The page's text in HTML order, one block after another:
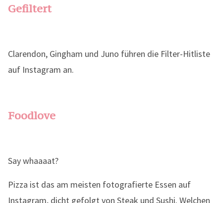
Gefiltert
Clarendon, Gingham und Juno führen die Filter-Hitliste
auf Instagram an.
Foodlove
Say whaaaat?
Pizza ist das am meisten fotografierte Essen auf
Instagram, dicht gefolgt von Steak und Sushi. Welchen